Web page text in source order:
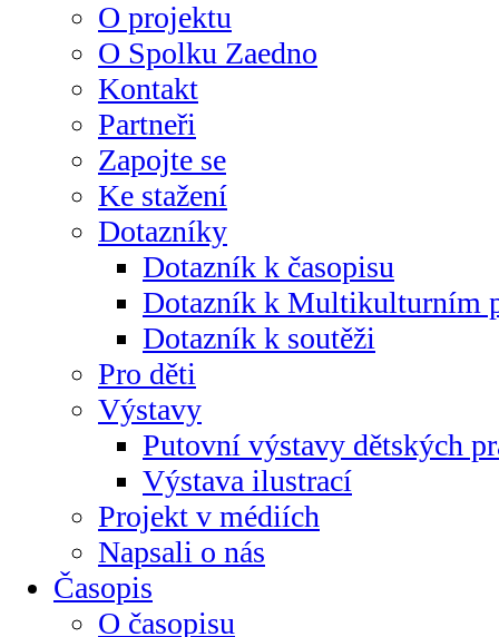
O projektu
O Spolku Zaedno
Kontakt
Partneři
Zapojte se
Ke stažení
Dotazníky
Dotazník k časopisu
Dotazník k Multikulturním
Dotazník k soutěži
Pro děti
Výstavy
Putovní výstavy dětských
Výstava ilustrací
Projekt v médiích
Napsali o nás
Časopis
O časopisu